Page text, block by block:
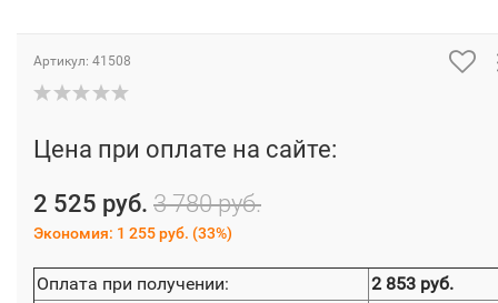
Артикул: 41508
Цена при оплате на сайте:
2 525 руб. 3 780 руб.
Экономия: 1 255 руб. (33%)
Оплата при получении:
2 853 руб.